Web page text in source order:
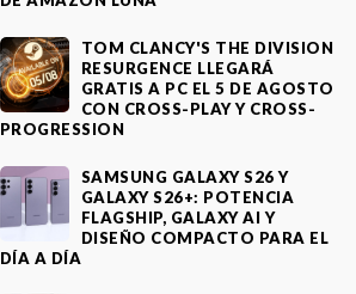
TOM CLANCY'S THE DIVISION
RESURGENCE LLEGARÁ
GRATIS A PC EL 5 DE AGOSTO
CON CROSS-PLAY Y CROSS-
PROGRESSION
SAMSUNG GALAXY S26 Y
GALAXY S26+: POTENCIA
FLAGSHIP, GALAXY AI Y
DISEÑO COMPACTO PARA EL
DÍA A DÍA